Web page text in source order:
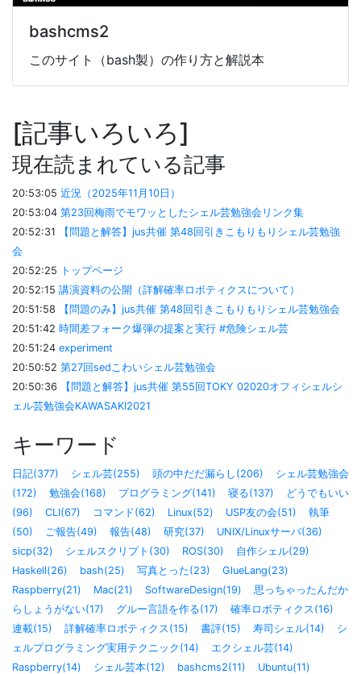
bashcms2
このサイト（bash製）の作り方と解説本
記事いろいろ
現在読まれている記事
20:53:05 近況（2025年11月10日）
20:53:04 第23回梅雨でモワッとしたシェル芸勉強会リンク集
20:52:31
【問題と解答】jus共催 第48回引きこもりもりシェル芸勉強
会
20:52:25 トップページ
20:52:15 講演資料の公開（詳解確率ロボティクスについて）
20:51:58
【問題のみ】jus共催 第48回引きこもりもりシェル芸勉強会
20:51:42 時間差フォーク爆弾の提案と実行 #危険シェル芸
20:51:24 experiment
20:50:52 第27回sedこわいシェル芸勉強会
20:50:36
【問題と解答】jus共催 第55回TOKY 02020オフィシェルシ
ェル芸勉強会KAWASAKI2021
キーワード
日記(377) シェル芸(255) 頭の中だだ漏らし(206)
シェル芸勉強会
(172)
勉強会(168) プログラミング(141) 寝る(137)
どうでもいい
(96)
CLI(67) コマンド(62) Linux(52) USP友の会(51)
執筆
(50)
ご報告(49) 報告(48) 研究(37)
UNIX/Linuxサーバ(36)
sicp(32)
シェルスクリプト(30) ROS(30)
自作シェル(29)
Haskell(26)
bash(25) 写真とった(23)
GlueLang(23)
Raspberry(21)
Mac(21) SoftwareDesign(19)
思っちゃったんだか
らしょうがない(17)
グルー言語を作る(17)
確率ロボティクス(16)
連載(15)
詳解確率ロボティクス(15) 書評(15) 寿司シェル(14)
シ
ェルプログラミング実用テクニック(14)
エクシェル芸(14)
Raspberry(14)
シェル芸本(12) bashcms2(11)
Ubuntu(11)